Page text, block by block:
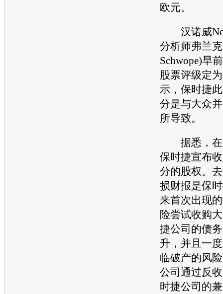
欧元。
汉诺威
分析师弗兰
Schwope)早
股票评级定
示， 保时捷
分是与大众
所导致。
据悉，在
保时捷宣布
分的股权。
损财报是保
来首次出现
险尝试收购
捷公司的债
升，并且一
临破产的风
公司通过反
时捷公司的